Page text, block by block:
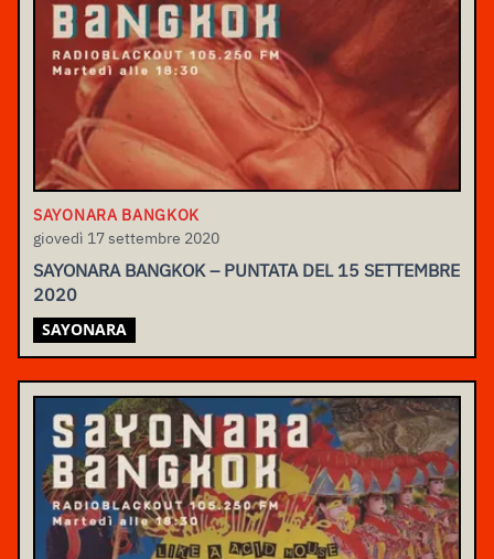
SAYONARA BANGKOK
giovedì 17 settembre 2020
SAYONARA BANGKOK – PUNTATA DEL 15 SETTEMBRE
2020
SAYONARA